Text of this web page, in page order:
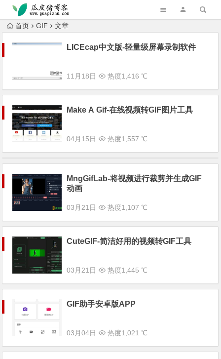
跳转到主内容
首页 GIF 文章
LICEcap中文版-轻量级屏幕录制软件
11月18日 热度1,416 ℃
Make A Gif-在线视频转GIF图片工具
04月15日 热度1,557 ℃
MngGifLab-将视频进行裁剪并生成GIF
动画
03月21日 热度1,107 ℃
CuteGIF-简洁好用的视频转GIF工具
03月21日 热度1,445 ℃
GIF助手安卓版APP
03月04日 热度1,021 ℃